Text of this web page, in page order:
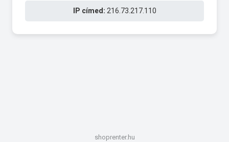
IP címed: 216.73.217.110
shoprenter.hu